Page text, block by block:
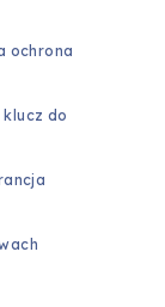
ochrona
klucz do